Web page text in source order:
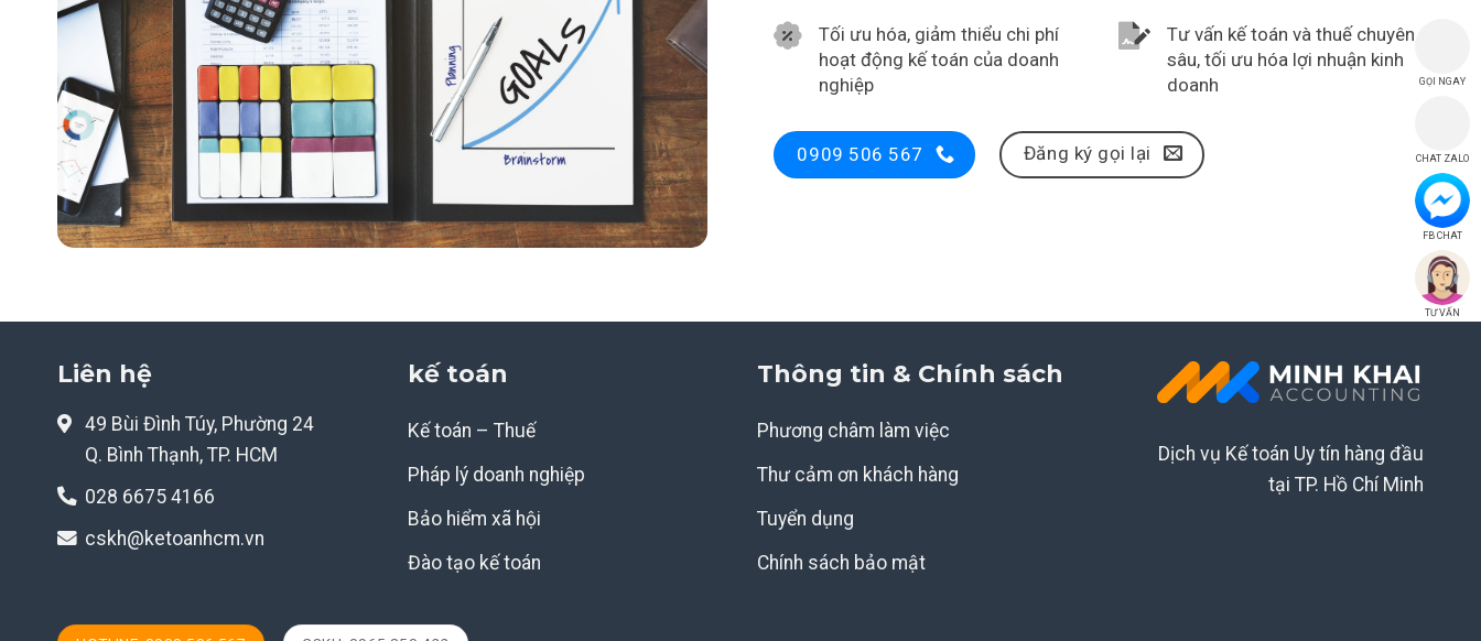
Tối ưu hóa, giảm thiểu chi phí
hoạt động kế toán của doanh
nghiệp
Tư vấn kế toán và thuế chuyên
sâu, tối ưu hóa lợi nhuận kinh
doanh
0909 506 567 Đăng ký gọi lại
Liên hệ
49 Bùi Đình Túy, Phường 24
Q. Bình Thạnh, TP. HCM
028 6675 4166
cskh@ketoanhcm.vn
kế toán
Kế toán – Thuế
Pháp lý doanh nghiệp
Bảo hiểm xã hội
Đào tạo kế toán
Thông tin & Chính sách
Phương châm làm việc
Thư cảm ơn khách hàng
Tuyển dụng
Chính sách bảo mật
Dịch vụ Kế toán Uy tín hàng đầu
tại TP. Hồ Chí Minh
GỌI NGAY
CHAT ZALO
FB CHAT
TƯ VẤN